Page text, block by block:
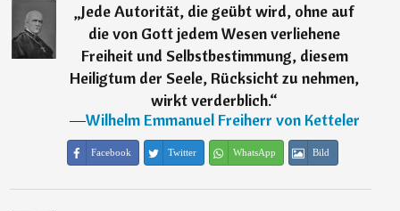
„Jede Autorität, die geübt wird, ohne auf
die von Gott jedem Wesen verliehene
Freiheit und Selbstbestimmung, diesem
Heiligtum der Seele, Rücksicht zu nehmen,
wirkt verderblich.“
―Wilhelm Emmanuel Freiherr von Ketteler
Facebook Twitter WhatsApp Bild